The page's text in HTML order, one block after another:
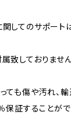
してのサポート
致しておりません
ても傷や汚れ、
保証することが